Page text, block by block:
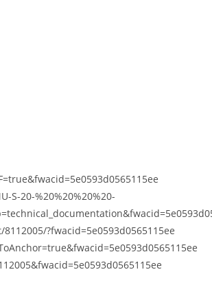
S-20-%20%20%20%20-
?fwacid=5e0593d0565115ee